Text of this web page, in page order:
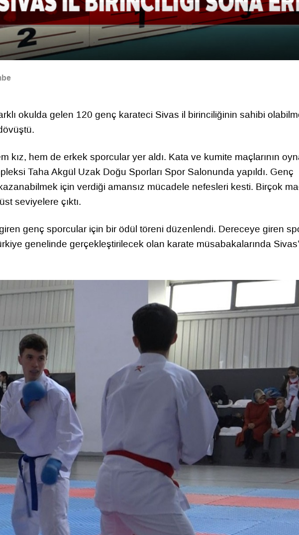
okulda gelen 120 genç karateci Sivas il birinciliğinin sahibi
kız, hem de erkek sporcular yer aldı. Kata ve kumite maçlarının
Taha Akgül Uzak Doğu Sporları Spor Salonunda yapıldı. Genç
için verdiği amansız mücadele nefesleri kesti. Birçok
seviyelere çıktı.
genç sporcular için bir ödül töreni düzenlendi. Dereceye giren
genelinde gerçekleştirilecek olan karate müsabakalarında